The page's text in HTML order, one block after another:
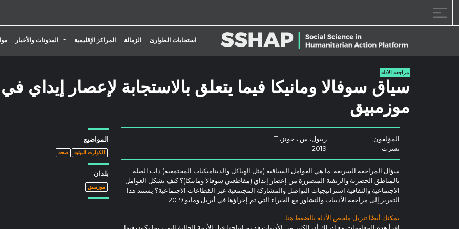
استجابات الطوارئ الزمالة المراكز الإقليمية
تبديل القائمة المنسدلة
المدونات والأخبار
مراجعة الأدلة
سياق سوفالا ومانيكا فيما يتعلق بالاستجابة لإعصار إيداي في
موزمبيق
المؤلفون:
ريبول، س.، جونز، T.
نشرت:
2019
سؤال المراجعة السريعة: ما هي العوامل السياقية (مثل الهياكل والديناميكيات المجتمعية) ذات الصلة
بالمناطق الحضرية والريفية المتضررة من إعصار إيداي (مقاطعتي سوفالا ومانيكا)؟ كيف تشكل العوامل
الاجتماعية والثقافية استراتيجيات التواصل والمشاركة المجتمعية عبر القطاعات الاجتماعية؟ يستند هذا
التقرير إلى مراجعة الأدبيات والتشاور مع الخبراء التي تم إجراؤها في أبريل ومايو 2019.
يمكنك أيضًا تنزيل ملخص الأدلة بالضغط هنا.
اقرأ هذه المعلومات مع إدراك أن الكثير من الأدبيات قد تم إنتاجها قبل الأزمة الحالية التي ربما يكون فيها
المواضيع
الكوارث البيئية صحة
بلدان
موزمبيق